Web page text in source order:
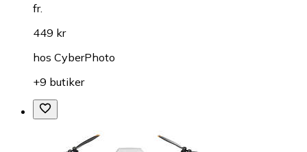
fr.
449 kr
hos CyberPhoto
+9 butiker